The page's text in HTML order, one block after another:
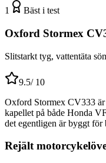
1 Bäst i test
Oxford Stormex
Slitstarkt tyg, vattentäta
9.5/ 10
Oxford Stormex CV333 är
kapellet på både Honda
det egentligen är byggt för
Rejält